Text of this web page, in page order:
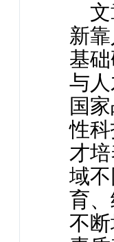
新
基
与
国
性
才
域
育
不